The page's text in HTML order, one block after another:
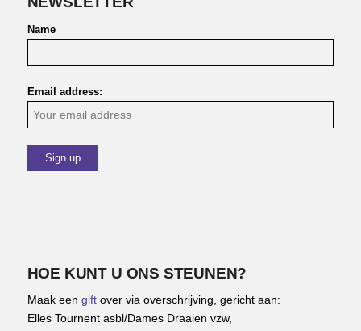
Name
Email address:
HOE KUNT U ONS STEUNEN?
Maak een giftover via overschrijving, gericht aan:
Elles Tournent asbl/Dames Draaien vzw,